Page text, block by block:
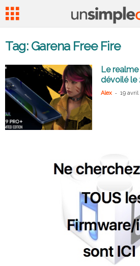
Tag: Garena Free Fire
Le realme
dévoilé le
Alex - 19 avril